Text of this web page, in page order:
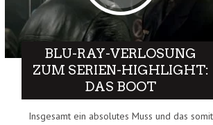
BLU-RAY-VERLOSUNG
ZUM SERIEN-HIGHLIGHT:
DAS BOOT
Insgesamt ein absolutes Muss und das somit